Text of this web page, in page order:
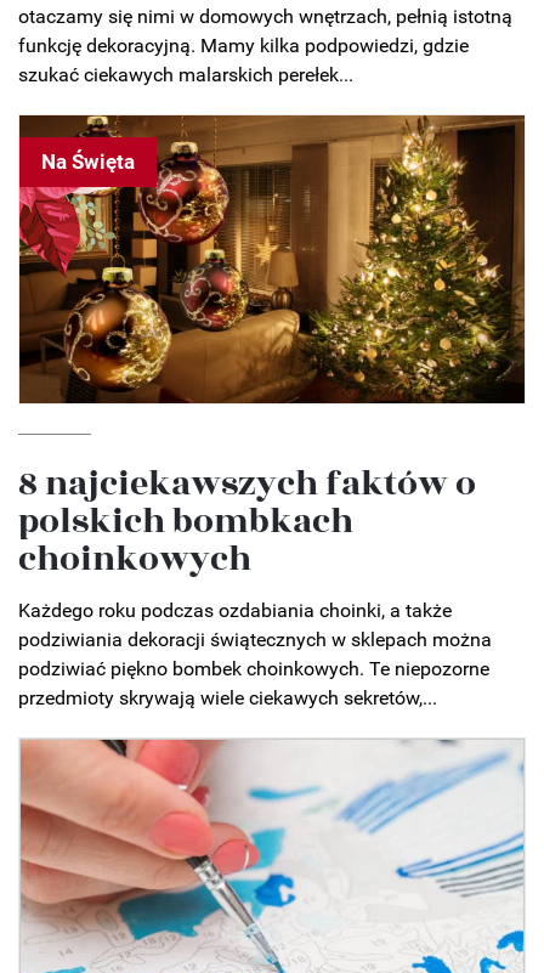
otaczamy się nimi w domowych wnętrzach, pełnią istotną
funkcję dekoracyjną. Mamy kilka podpowiedzi, gdzie
szukać ciekawych malarskich perełek...
Na Święta
8 najciekawszych faktów o
polskich bombkach
choinkowych
Każdego roku podczas ozdabiania choinki, a także
podziwiania dekoracji świątecznych w sklepach można
podziwiać piękno bombek choinkowych. Te niepozorne
przedmioty skrywają wiele ciekawych sekretów,...